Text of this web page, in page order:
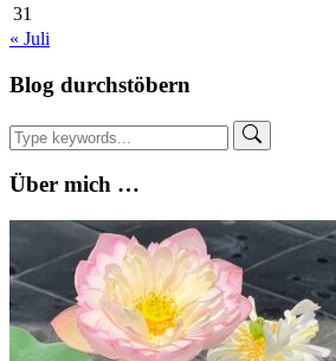
31
« Juli
Blog durchstöbern
Über mich …